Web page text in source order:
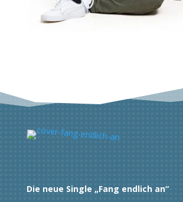
Die neue Single „Fang endlich an“